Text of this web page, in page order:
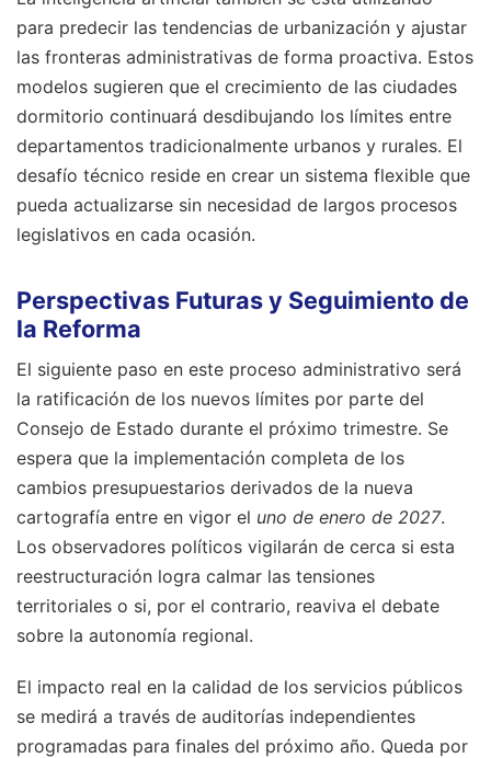
para predecir las tendencias de urbanización y ajustar
las fronteras administrativas de forma proactiva. Estos
modelos sugieren que el crecimiento de las ciudades
dormitorio continuará desdibujando los límites entre
departamentos tradicionalmente urbanos y rurales. El
desafío técnico reside en crear un sistema flexible que
pueda actualizarse sin necesidad de largos procesos
legislativos en cada ocasión.
Perspectivas Futuras y Seguimiento de
la Reforma
El siguiente paso en este proceso administrativo será
la ratificación de los nuevos límites por parte del
Consejo de Estado durante el próximo trimestre. Se
espera que la implementación completa de los
cambios presupuestarios derivados de la nueva
cartografía entre en vigor el uno de enero de 2027.
Los observadores políticos vigilarán de cerca si esta
reestructuración logra calmar las tensiones
territoriales o si, por el contrario, reaviva el debate
sobre la autonomía regional.
El impacto real en la calidad de los servicios públicos
se medirá a través de auditorías independientes
programadas para finales del próximo año. Queda por